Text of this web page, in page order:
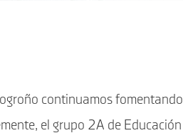
continuamos fomentando
el grupo 2A de Educación